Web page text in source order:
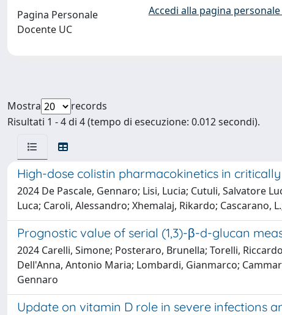
Pagina Personale
Docente UC
Accedi alla pagina
Mostra
records
Risultati 1 - 4 di 4 (tempo di esecuzione: 0.012 secondi).
High-dose colistin pharmacokinetics in
2024 De Pascale, Gennaro; Lisi, Lucia; Cutuli, Salvatore
Luca; Caroli, Alessandro; Xhemalaj, Rikardo;
Prognostic value of serial (1,3)-β-d-glucan
2024 Carelli, Simone; Posteraro, Brunella; Torelli,
Dell'Anna, Antonio Maria; Lombardi, Gianmarco;
Gennaro
Update on vitamin D role in severe infections